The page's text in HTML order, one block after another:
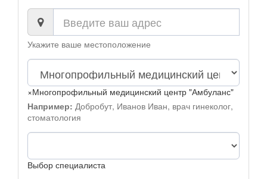
Укажите ваше местоположение
×Многопрофильный медицинский центр "Амбуланс"
Например: Добробут, Иванов Иван, врач гинеколог,
стоматология
Выбор специалиста